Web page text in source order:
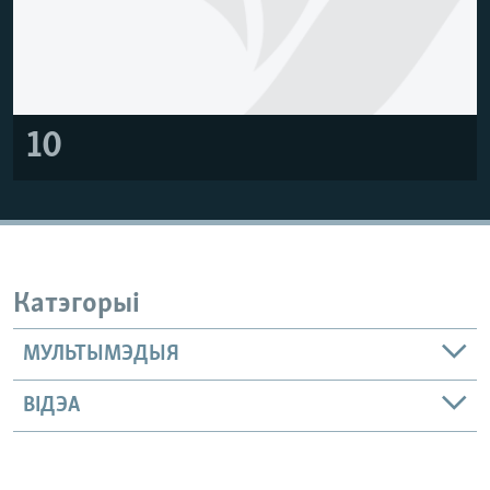
10
Катэгорыі
МУЛЬТЫМЭДЫЯ
ВІДЭА